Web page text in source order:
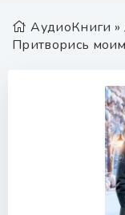
АудиоКниги »
Притворись